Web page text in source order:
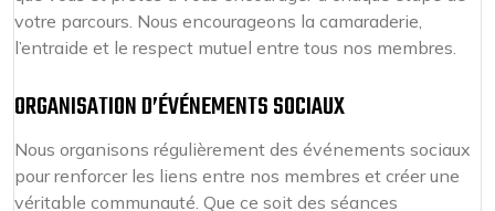
votre parcours. Nous encourageons la camaraderie,
l’entraide et le respect mutuel entre tous nos membres.
ORGANISATION D’ÉVÉNEMENTS SOCIAUX
Nous organisons régulièrement des événements sociaux
pour renforcer les liens entre nos membres et créer une
véritable communauté. Que ce soit des séances